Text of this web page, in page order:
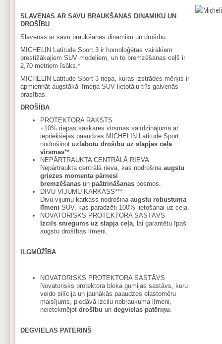
SLAVENAS AR SAVU BRAUKŠANAS DINAMIKU UN
DROŠĪBU
Slavenas ar savu braukšanas dinamiku un drošību.
MICHELIN Latitude Sport 3 ir homoloģētas vairākiem
prestižākajiem SUV modeļiem, un to bremzēšanas ceļš ir
2,70 metriem īsāks.*
MICHELIN Latitude Sport 3 riepa, kuras izstrādes mērķis ir
apmierināt augstākā līmeņa SUV lietotāju trīs galvenās
prasības.
DROŠĪBA
PROTEKTORA RAKSTS
+10% riepas saskares virsmas salīdzinājumā ar
iepriekšējās paaudzes MICHELIN Latitude Sport,
nodrošinot uzlabotu drošību uz slapjas ceļa
virsmas**.
NEPĀRTRAUKTA CENTRĀLĀ RIEVA
Nepārtraukta centrālā rieva, kas nodrošina augstu
griezes momenta pārnesi
bremzēšanas un paātrināšanas posmos.
DIVU VIJUMU KARKASS***
Divu vijumu karkass nodrošina augstu robustuma
līmeni SUV, kas paradzēti 100% lietošanai uz ceļa.
NOVATORISKS PROTEKTORA SASTĀVS
Izcils sniegums uz slapja ceļa, lai garantētu īpaši
augstu drošības līmeni.
ILGMŪŽĪBA
NOVATORISKS PROTEKTORA SASTĀVS
Novatorisks protektora bloka gumijas sastāvs, kuru
veido silīcija un jaunākās paaudzes elastomēru
maisījums, piedāvā izcilu nobraukuma līmeni,
neietekmējot drošību un degvielas patēriņu.
DEGVIELAS PATĒRIŅŠ